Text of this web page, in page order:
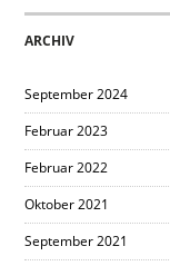
ARCHIV
September 2024
Februar 2023
Februar 2022
Oktober 2021
September 2021